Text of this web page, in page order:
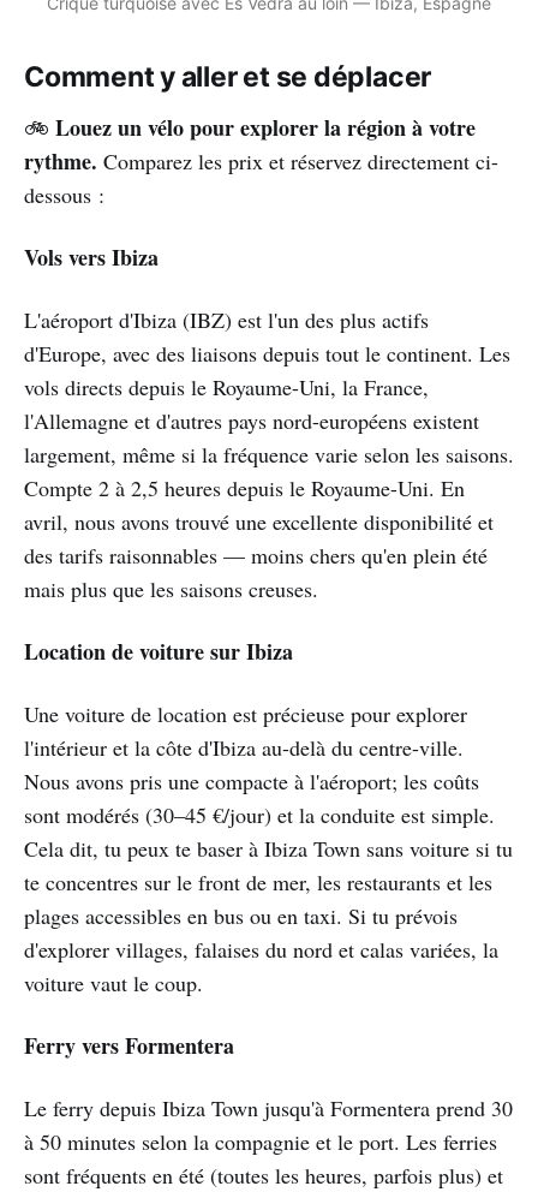
Comment y aller et se déplacer
🚲 Louez un vélo pour explorer la région à votre
rythme. Comparez les prix et réservez directement ci-
dessous :
Vols vers Ibiza
L'aéroport d'Ibiza (IBZ) est l'un des plus actifs
d'Europe, avec des liaisons depuis tout le continent. Les
vols directs depuis le Royaume-Uni, la France,
l'Allemagne et d'autres pays nord-européens existent
largement, même si la fréquence varie selon les saisons.
Compte 2 à 2,5 heures depuis le Royaume-Uni. En
avril, nous avons trouvé une excellente disponibilité et
des tarifs raisonnables — moins chers qu'en plein été
mais plus que les saisons creuses.
Location de voiture sur Ibiza
Une voiture de location est précieuse pour explorer
l'intérieur et la côte d'Ibiza au-delà du centre-ville.
Nous avons pris une compacte à l'aéroport; les coûts
sont modérés (30–45 €/jour) et la conduite est simple.
Cela dit, tu peux te baser à Ibiza Town sans voiture si tu
te concentres sur le front de mer, les restaurants et les
plages accessibles en bus ou en taxi. Si tu prévois
d'explorer villages, falaises du nord et calas variées, la
voiture vaut le coup.
Ferry vers Formentera
Le ferry depuis Ibiza Town jusqu'à Formentera prend 30
à 50 minutes selon la compagnie et le port. Les ferries
sont fréquents en été (toutes les heures, parfois plus) et